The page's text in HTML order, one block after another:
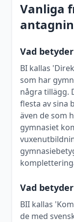
Vanliga
Vad
BI kallas
som har
några tillägg.
flesta av sina
även de som
gymnasiet
Vad
BII kallas
de med